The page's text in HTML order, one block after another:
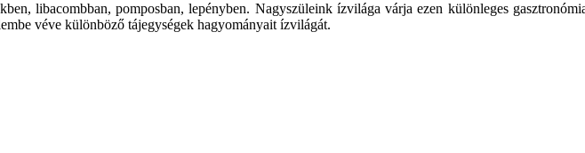
libacombban, pomposban, lepényben. Nagyszüleink ízvilága várja ezen különleges
véve különböző tájegységek hagyományait ízvilágát.